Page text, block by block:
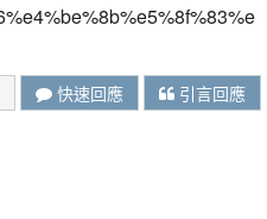
快速回應 引言回應